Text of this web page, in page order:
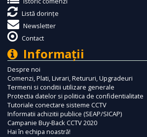
Listă dorințe
Newsletter
Contact
Informaţii
Despre noi
Comenzi, Plati, Livrari, Retururi, Upgradeuri
Termeni si conditii utilizare generale
Protectia datelor si politica de confidentialitate
Tutoriale conectare sisteme CCTV
Informatii achizitii publice (SEAP/SICAP)
Campanie Buy-Back CCTV 2020
Hai în echipa noastră!